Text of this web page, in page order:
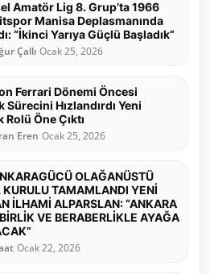
Amatör Lig 8. Grup’ta 1966
Manisa Deplasmanında
“İkinci Yarıya Güçlü Başladık”
Çallı Ocak 25, 2026
Ferrari Dönemi Öncesi
Sürecini Hızlandırdı Yeni
Öne Çıktı
Eren Ocak 25, 2026
OLAĞANÜSTÜ
KURULU TAMAMLANDI YENİ
İLHAMİ ALPARSLAN: “ANKARA
VE BERABERLİKLE AYAĞA
Ocak 22, 2026